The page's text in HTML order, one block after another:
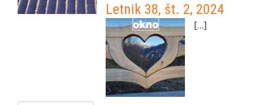
Letnik 38, št. 2, 2024
[…]